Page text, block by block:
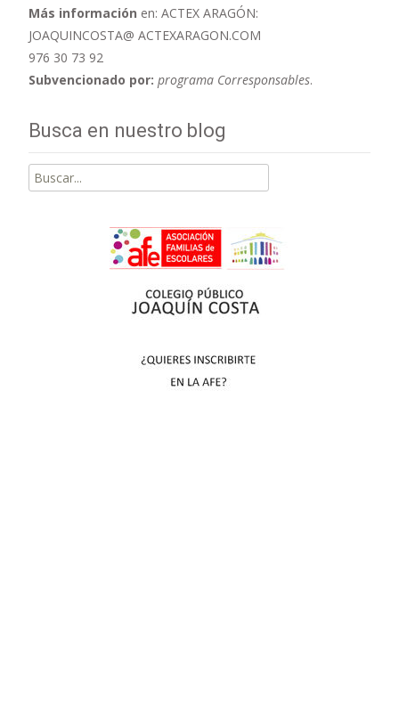
Más información en: ACTEX ARAGÓN:
JOAQUINCOSTA@ ACTEXARAGON.COM
976 30 73 92
Subvencionado por: programa Corresponsables.
Busca en nuestro blog
Buscar
por: